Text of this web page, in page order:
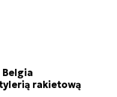
rakietową